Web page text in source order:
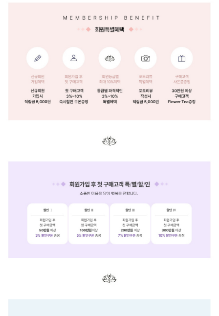
PAYCO 바로구